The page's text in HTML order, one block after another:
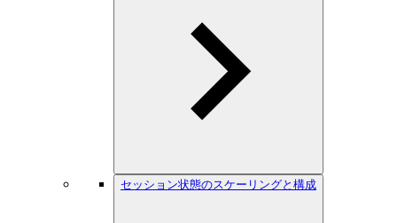
セッション状態のスケーリングと構成